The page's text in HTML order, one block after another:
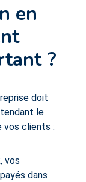
en
?
doit
le
vos clients :
vos
dans